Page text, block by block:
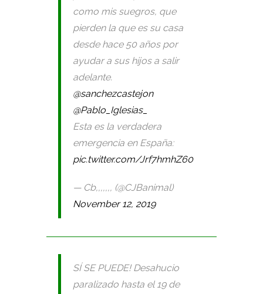
como mis suegros, que
pierden la que es su casa
desde hace 50 años por
ayudar a sus hijos a salir
adelante.
@sanchezcastejon
@Pablo_Iglesias_
Esta es la verdadera
emergencia en España:
pic.twitter.com/Jrf7hmhZ60
— Cb,,,,,,, (@CJBanimal)
November 12, 2019
SÍ SE PUEDE! Desahucio
paralizado hasta el 19 de